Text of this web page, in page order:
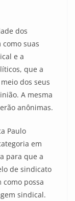
dos
suas
e a
que a
dos seus
A mesma
anônimas.
Paulo
em
para que a
de sindicato
possa
sindical.